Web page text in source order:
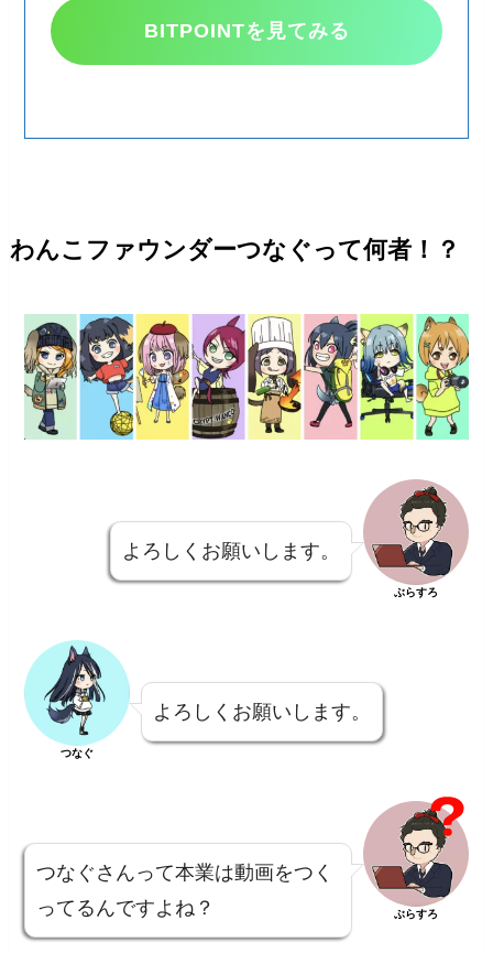
BITPOINTを見てみる
わんこファウンダーつなぐって何者！？
よろしくお願いします。
ぶらすろ
つなぐ
よろしくお願いします。
つなぐさんって本業は動画をつく
ってるんですよね？
ぶらすろ